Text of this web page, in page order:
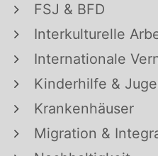
FSJ & BFD
Interkulturelle
Internationale
Kinderhilfe &
Krankenhäuser
Migration &